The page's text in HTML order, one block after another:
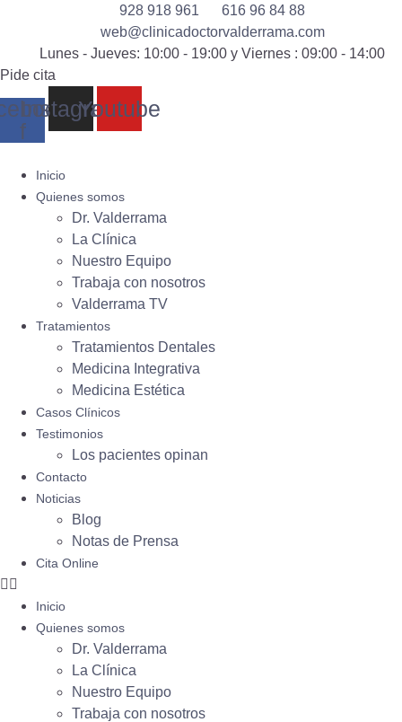
928 918 961
616 96 84 88
web@clinicadoctorvalderrama.com
Lunes - Jueves: 10:00 - 19:00 y Viernes : 09:00 - 14:00
Pide cita
f
Instagram
Youtube
Inicio
Quienes somos
Dr. Valderrama
La Clínica
Nuestro Equipo
Trabaja con nosotros
Valderrama TV
Tratamientos
Tratamientos Dentales
Medicina Integrativa
Medicina Estética
Casos Clínicos
Testimonios
Los pacientes opinan
Contacto
Noticias
Blog
Notas de Prensa
Cita Online
Inicio
Quienes somos
Dr. Valderrama
La Clínica
Nuestro Equipo
Trabaja con nosotros